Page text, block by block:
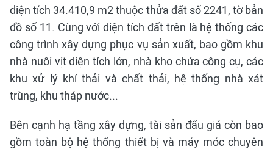
diện tích 34.410,9 m2 thuộc thửa đất số 2241, tờ bản
đồ số 11. Cùng với diện tích đất trên là hệ thống các
công trình xây dựng phục vụ sản xuất, bao gồm khu
nhà nuôi vịt diện tích lớn, nhà kho chứa công cụ, các
khu xử lý khí thải và chất thải, hệ thống nhà xát
trùng, khu tháp nước...
Bên cạnh hạ tầng xây dựng, tài sản đấu giá còn bao
gồm toàn bộ hệ thống thiết bị và máy móc chuyên